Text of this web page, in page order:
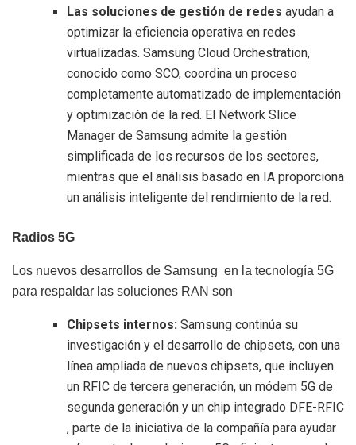
Las soluciones de gestión de redes ayudan a
optimizar la eficiencia operativa en redes
virtualizadas. Samsung Cloud Orchestration,
conocido como SCO, coordina un proceso
completamente automatizado de implementación
y optimización de la red. El Network Slice
Manager de Samsung admite la gestión
simplificada de los recursos de los sectores,
mientras que el análisis basado en IA proporciona
un análisis inteligente del rendimiento de la red.
Radios 5G
Los nuevos desarrollos de Samsung en la tecnología 5G
para respaldar las soluciones RAN son
Chipsets internos: Samsung continúa su
investigación y el desarrollo de chipsets, con una
línea ampliada de nuevos chipsets, que incluyen
un RFIC de tercera generación, un módem 5G de
segunda generación y un chip integrado DFE-RFIC
, parte de la iniciativa de la compañía para ayudar